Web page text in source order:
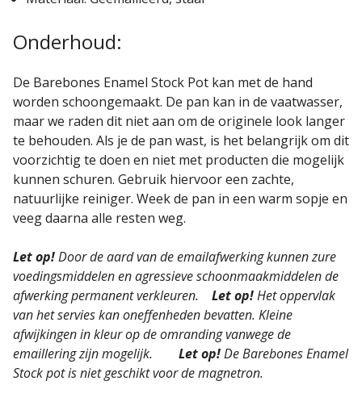
Onderhoud:
De Barebones Enamel Stock Pot kan met de hand
worden schoongemaakt. De pan kan in de vaatwasser,
maar we raden dit niet aan om de originele look langer
te behouden. Als je de pan wast, is het belangrijk om dit
voorzichtig te doen en niet met producten die mogelijk
kunnen schuren. Gebruik hiervoor een zachte,
natuurlijke reiniger. Week de pan in een warm sopje en
veeg daarna alle resten weg.
Let op!Door de aard van de emailafwerking kunnen zure
voedingsmiddelen en agressieve schoonmaakmiddelen de
afwerking permanent verkleuren. Let op!Het oppervlak
van het servies kan oneffenheden bevatten. Kleine
afwijkingen in kleur op de omranding vanwege de
emaillering zijn mogelijk. Let op!De Barebones Enamel
Stock pot is niet geschikt voor de magnetron.